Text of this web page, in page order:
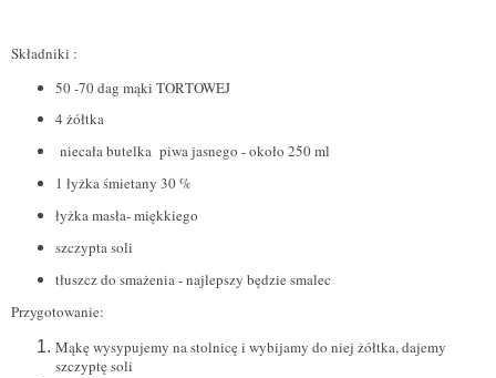
Składniki :
50 -70 dag mąki TORTOWEJ
4 żółtka
niecała butelka piwa jasnego - około 250 ml
1 łyżka śmietany 30 %
łyżka masła- miękkiego
szczypta soli
tłuszcz do smażenia - najlepszy będzie smalec
Przygotowanie:
Mąkę wysypujemy na stolnicę i wybijamy do niej żółtka, dajemy
szczyptę soli